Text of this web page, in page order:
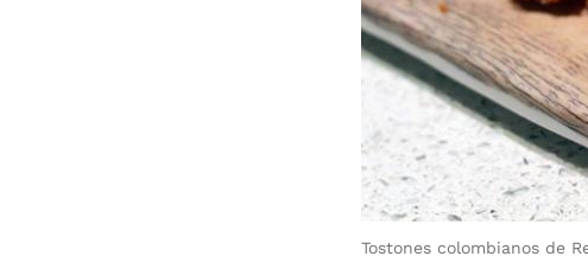
Tostones colombianos de